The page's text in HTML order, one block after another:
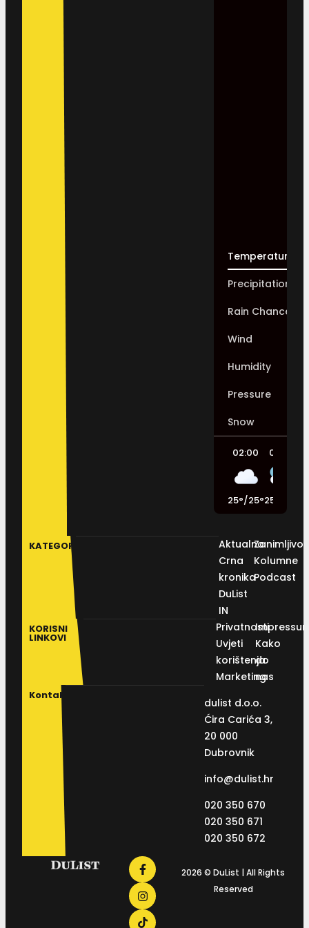
Temperature
Precipitation
Rain Chance
Wind
Humidity
Pressure
Snow
02:00
25°/25°
05:00
25
KATEGORIJE
Aktualno
Crna
kronika
DuList
IN
Kolumne
Podcast
KORISNI
LINKOVI
Privatnosti
Uvjeti
korištenja
Marketing
Kako
do
nas
Kontakt
dulist d.o.o.
Ćira Carića 3,
20 000
Dubrovnik
info@dulist.hr
020 350 670
020 350 671
020 350 672
2026 © DuList | All Rights
Reserved